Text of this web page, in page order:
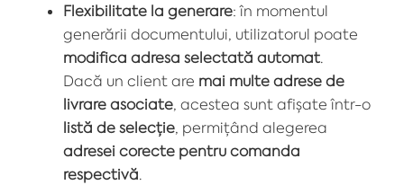
Flexibilitate la generare: în momentul
generării documentului, utilizatorul poate
modifica adresa selectată automat.
Dacă un client are mai multe adrese de
livrare asociate, acestea sunt afișate într-o
listă de selecție, permițând alegerea
adresei corecte pentru comanda
respectivă.